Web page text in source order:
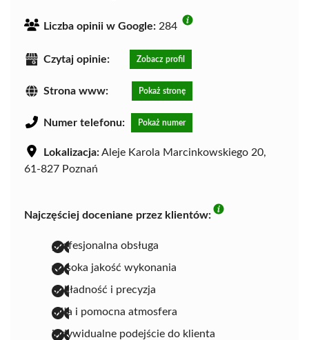
Liczba opinii w Google: 284
Czytaj opinie: Zobacz profil
Strona www: Pokaż stronę
Numer telefonu: Pokaż numer
Lokalizacja:Aleje Karola Marcinkowskiego 20,
61-827 Poznań
Najczęściej doceniane przez klientów:
profesjonalna obsługa
wysoka jakość wykonania
dokładność i precyzja
miła i pomocna atmosfera
indywidualne podejście do klienta